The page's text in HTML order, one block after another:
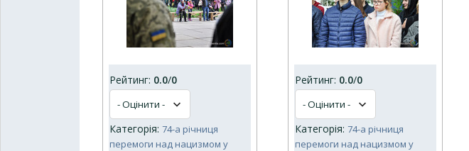
Рейтинг: 0.0/0
Категорія: 74-а річниця
перемоги над нацизмом у
Рейтинг: 0.0/0
Категорія:74-а річниця
перемоги над нацизмом у